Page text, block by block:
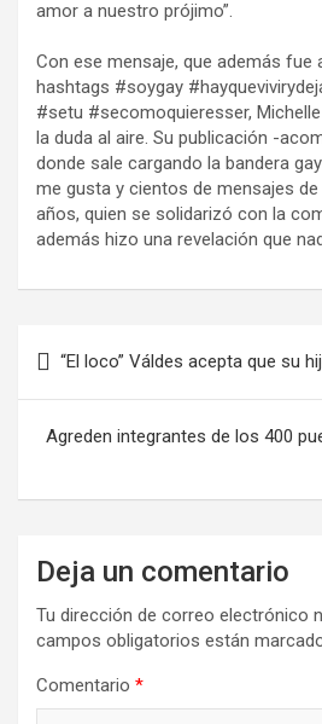
amor a nuestro prójimo”.
Con ese mensaje, que además fue
hashtags #soygay
#setu #secomoquieresser,
la duda al aire. Su publicación -
donde sale cargando la bandera
me gusta y cientos de mensajes
años, quien se solidarizó con la
además hizo una revelación que
“El loco” Váldes acepta que su
Agreden integrantes de los 400
Deja un comentario
Tu dirección de correo electrónico
campos obligatorios están
Comentario *